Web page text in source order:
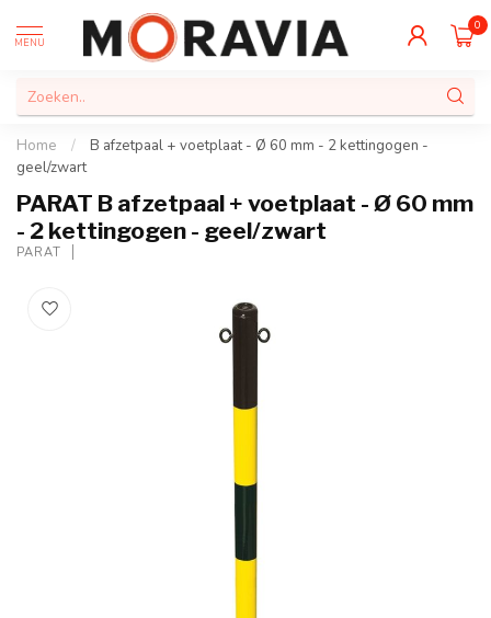
MENU
0
Home /
B afzetpaal + voetplaat - Ø 60 mm - 2 kettingogen -
geel/zwart
PARAT B afzetpaal + voetplaat - Ø 60 mm
- 2 kettingogen - geel/zwart
PARAT